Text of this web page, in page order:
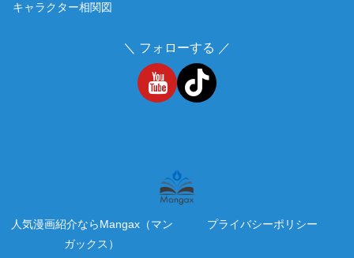
キャラクター相関図
＼ フォローする ／
人気漫画紹介ならMangax（マン
ガックス）
プライバシーポリシー